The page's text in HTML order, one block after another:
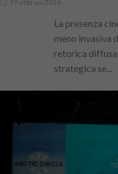
9 Febbraio 2026
La presenza
meno invasiva
retorica
strategica se...